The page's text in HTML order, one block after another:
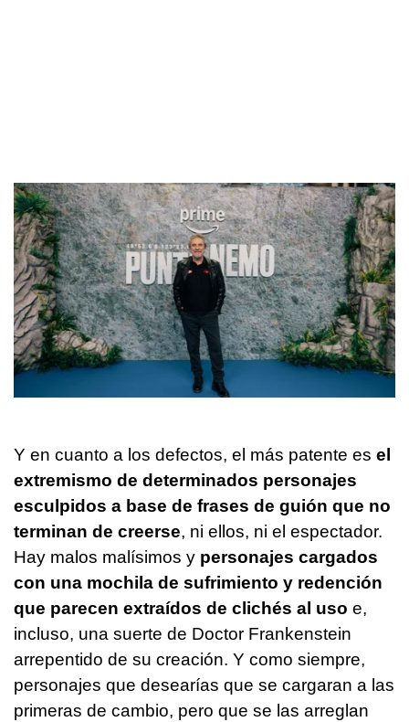
Y en cuanto a los defectos, el más patente es el
extremismo de determinados personajes
esculpidos a base de frases de guión que no
terminan de creerse, ni ellos, ni el espectador.
Hay malos malísimos y personajes cargados
con una mochila de sufrimiento y redención
que parecen extraídos de clichés al uso e,
incluso, una suerte de Doctor Frankenstein
arrepentido de su creación. Y como siempre,
personajes que desearías que se cargaran a las
primeras de cambio, pero que se las arreglan